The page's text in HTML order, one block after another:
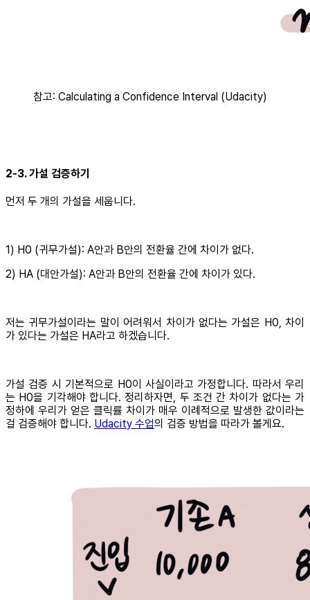
참고: Calculating a Confidence Interval (Udacity)
2-3. 가설 검증하기
먼저 두 개의 가설을 세웁니다.
1) H0 (귀무가설): A안과 B안의 전환율 간에 차이가 없다.
2) HA (대안가설): A안과 B안의 전환율 간에 차이가 있다.
저는 귀무가설이라는 말이 어려워서 차이가 없다는 가설은 H0, 차이
가 있다는 가설은 HA라고 하겠습니다.
가설 검증 시 기본적으로 H0이 사실이라고 가정합니다. 따라서 우리
는 H0을 기각해야 합니다. 정리하자면, 두 조건 간 차이가 없다는 가
정하에 우리가 얻은 클릭률 차이가 매우 이례적으로 발생한 값이라는
걸 검증해야 합니다. Udacity 수업의 검증 방법을 따라가 볼게요.